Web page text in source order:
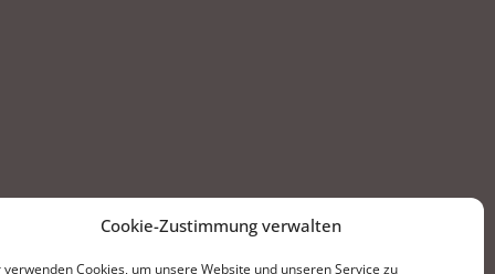
Cookie-Zustimmung verwalten
verwenden Cookies, um unsere Website und unseren Service zu